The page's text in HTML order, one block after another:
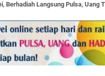
Berhadiah Langsung Pulsa, Uang